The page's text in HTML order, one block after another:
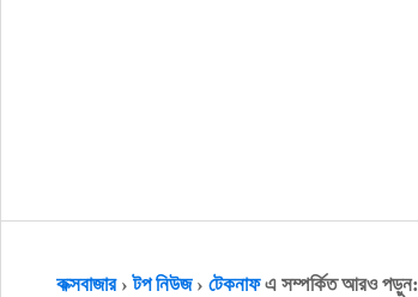
কক্সবাজার›টপ নিউজ›টেকনাফএ সম্পর্কিত আরও পড়ুন: